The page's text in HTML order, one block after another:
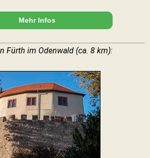
Mehr Infos
Fürth im Odenwald (ca. 8 km):